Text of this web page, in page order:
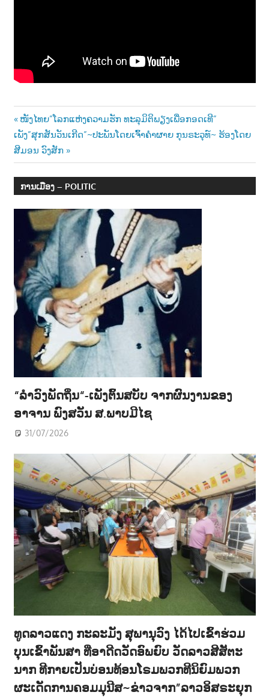
Post
navigation
Previous
Post:
ໜັງໄທຍ”ໂລກແຫ່ງຄວາມຮັກ ທະລຸມິຕິພຽງເພື່ອກອດເທີ”
Next
Post:
ເພັງ”ສຸກສັນວັນເກີດ”~ປະພັນໂດຍເຈົ້າຄຳຜາຍ ກຸນຣະວຸທ໌~ ຮ້ອງໂດຍ
ສີມອນ ວົງສັກ
ການເມືອງ – POLITIC
“ລຳວົງພັດຖິ່ນ“-ເພັງຕົ້ນສບັບ ຈາກຜົນງານຂອງ
ອາຈານ ພົງສວັນ ສ.ພາບມີໄຊ
31/07/2026
ທູດລາວແດງ ກະລະມັງ ສຸພານຸວົງ ໄດ້ໄປເຂົ້າຮ່ວມ
ບຸນເຂົ້າພັນສາ ທີ່ອາດີດວັດອົພຍົບ ວັດລາວສີສັຕະ
ນາກ ທີກາຍເປັນບ່ອນທ້ອນໂຣມພວກທີນິຍົມພວກ
ຜະເດັດການຄອມມຸນີສ~ຂ່າວຈາກ”ລາວອິສຣະຍຸກ